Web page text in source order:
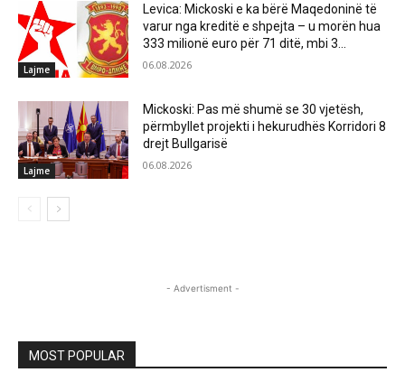
Lajme
Levica: Mickoski e ka bërë Maqedoninë të
varur nga kreditë e shpejta – u morën hua
333 milionë euro për 71 ditë, mbi 3...
06.08.2026
Lajme
Mickoski: Pas më shumë se 30 vjetësh,
përmbyllet projekti i hekurudhës Korridori 8
drejt Bullgarisë
06.08.2026
- Advertisment -
MOST POPULAR